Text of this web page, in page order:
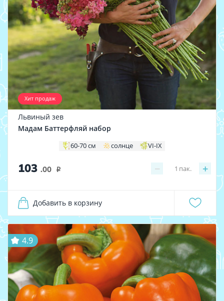
Хит продаж
Львиный зев
Мадам Баттерфляй набор
60-70 см солнце VI-IX
103 .00 i − +
1 пак.
Добавить в корзину
4.9